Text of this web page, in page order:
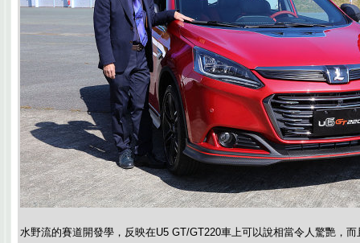
水野流的賽道開發學，反映在U5 GT/GT220車上可以說相當令人驚艷，